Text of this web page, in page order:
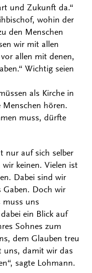
und Zukunft da.“
wohin der
den Menschen
wir mit allen
allen mit denen,
Wichtig seien
als Kirche in
Menschen hören.
muss, dürfte
nur auf sich selber
keinen. Vielen ist
Dabei sind wir
Doch wir
muss uns
ein Blick auf
Sohnes zum
dem Glauben treu
uns, damit wir das
sagte Lohmann.